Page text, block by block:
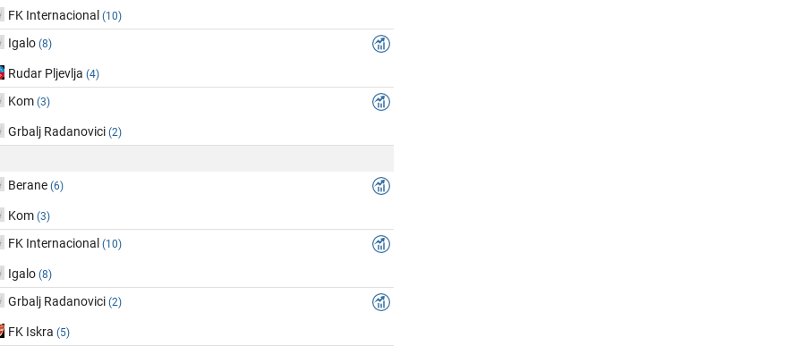
FK Internacional (10)
Igalo (8)
Rudar Pljevlja (4)
Kom (3)
Grbalj Radanovici (2)
Berane (6)
Kom (3)
FK Internacional (10)
Igalo (8)
Grbalj Radanovici (2)
FK Iskra (5)